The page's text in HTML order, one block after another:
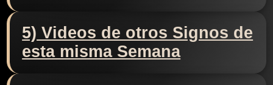
5) Videos de otros Signos de
esta misma Semana